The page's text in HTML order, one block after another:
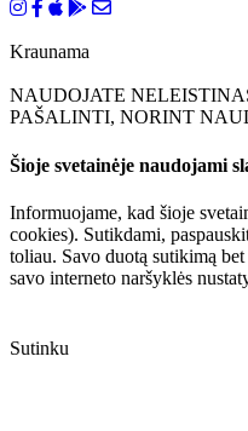
Kraunama
NAUDOJATE
PAŠALINTI, NORINT
Šioje svetainėje naudojami
Informuojame, kad šioje
cookies). Sutikdami,
toliau. Savo duotą sutikimą
savo interneto naršyklės
Sutinku